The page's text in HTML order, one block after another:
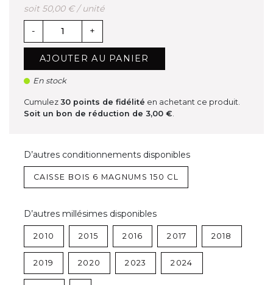
soit 50,00 € / unité
- +
AJOUTER AU PANIER
En stock
Cumulez 30 points de fidélité en achetant ce produit.
Soit un bon de réduction de 3,00 €.
D’autres conditionnements disponibles
CAISSE BOIS 6 MAGNUMS 150 CL
D’autres millésimes disponibles
2010 2015 2016 2017 2018
2019 2020 2023 2024